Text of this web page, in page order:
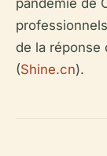
pandémie de
de la réponse
(Shine.cn).